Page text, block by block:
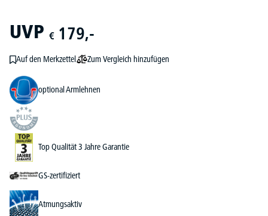
UVP € 179,-
Auf den Merkzettel Zum Vergleich hinzufügen
optional Armlehnen
Top Qualität 3 Jahre Garantie
GS-zertifiziert
Atmungsaktiv